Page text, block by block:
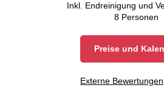
Inkl. Endreinigung und
8 Personen
Preise und
Externe Bewertungen